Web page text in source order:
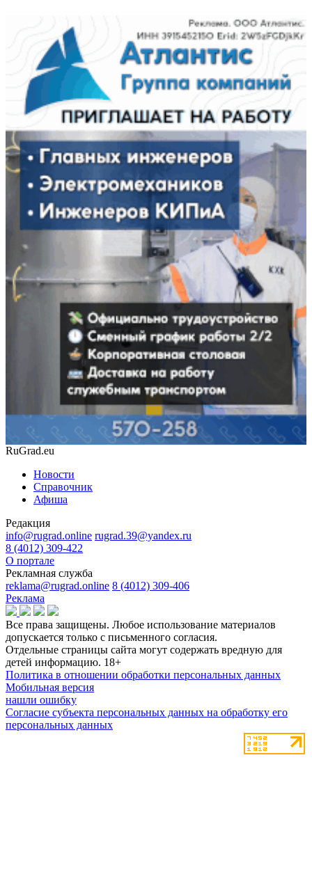
RuGrad.eu
Новости
Справочник
Афиша
Редакция
info@rugrad.online rugrad.39@yandex.ru
8 (4012) 309-422
О портале
Рекламная служба
reklama@rugrad.online 8 (4012) 309-406
Реклама
Все права защищены. Любое использование материалов
допускается только с письменного согласия.
Отдельные страницы сайта могут содержать вредную для
детей информацию. 18+
Политика в отношении обработки персональных данных
Мобильная версия
нашли ошибку
Согласие субъекта персональных данных на обработку его
персональных данных